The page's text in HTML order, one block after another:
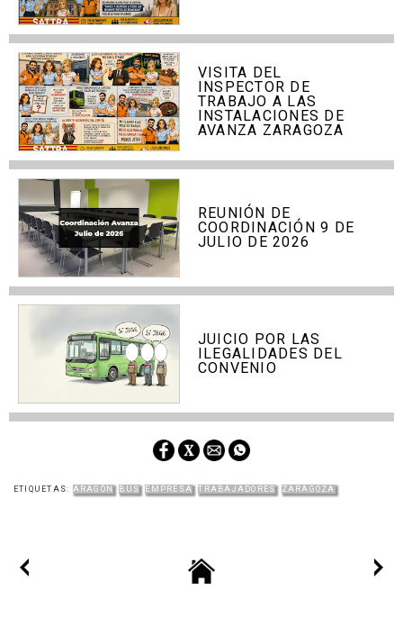
VISITA DEL
INSPECTOR DE
TRABAJO A LAS
INSTALACIONES DE
AVANZA ZARAGOZA
REUNIÓN DE
COORDINACIÓN 9 DE
JULIO DE 2026
JUICIO POR LAS
ILEGALIDADES DEL
CONVENIO
ETIQUETAS: ARAGÓN BUS EMPRESA TRABAJADORES ZARAGOZA